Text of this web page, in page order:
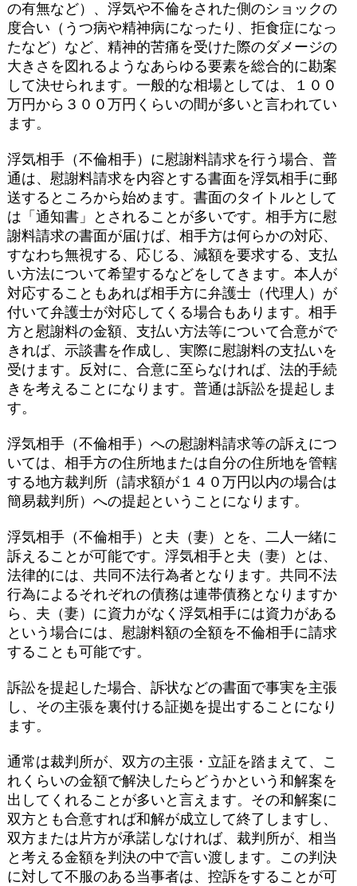
の有無など）、浮気や不倫をされた側のショックの
度合い（うつ病や精神病になったり、拒食症になっ
たなど）など、精神的苦痛を受けた際のダメージの
大きさを図れるようなあらゆる要素を総合的に勘案
して決せられます。一般的な相場としては、１００
万円から３００万円くらいの間が多いと言われてい
ます。
浮気相手（不倫相手）に慰謝料請求を行う場合、普
通は、慰謝料請求を内容とする書面を浮気相手に郵
送するところから始めます。書面のタイトルとして
は「通知書」とされることが多いです。相手方に慰
謝料請求の書面が届けば、相手方は何らかの対応、
すなわち無視する、応じる、減額を要求する、支払
い方法について希望するなどをしてきます。本人が
対応することもあれば相手方に弁護士（代理人）が
付いて弁護士が対応してくる場合もあります。相手
方と慰謝料の金額、支払い方法等について合意がで
きれば、示談書を作成し、実際に慰謝料の支払いを
受けます。反対に、合意に至らなければ、法的手続
きを考えることになります。普通は訴訟を提起しま
す。
浮気相手（不倫相手）への慰謝料請求等の訴えにつ
いては、相手方の住所地または自分の住所地を管轄
する地方裁判所（請求額が１４０万円以内の場合は
簡易裁判所）への提起ということになります。
浮気相手（不倫相手）と夫（妻）とを、二人一緒に
訴えることが可能です。浮気相手と夫（妻）とは、
法律的には、共同不法行為者となります。共同不法
行為によるそれぞれの債務は連帯債務となりますか
ら、夫（妻）に資力がなく浮気相手には資力がある
という場合には、慰謝料額の全額を不倫相手に請求
することも可能です。
訴訟を提起した場合、訴状などの書面で事実を主張
し、その主張を裏付ける証拠を提出することになり
ます。
通常は裁判所が、双方の主張・立証を踏まえて、こ
れくらいの金額で解決したらどうかという和解案を
出してくれることが多いと言えます。その和解案に
双方とも合意すれば和解が成立して終了しますし、
双方または片方が承諾しなければ、裁判所が、相当
と考える金額を判決の中で言い渡します。この判決
に対して不服のある当事者は、控訴をすることが可